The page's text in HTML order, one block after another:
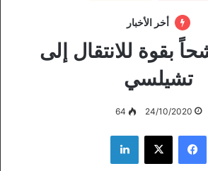
أخر الأخبار
بقوة للانتقال إلى
تشيلسي
24/10/2020
64
فيسبوك ‫X لينكدإن